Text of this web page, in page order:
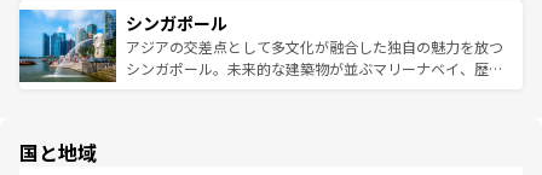
参照してほしい。
激する。気候は一年中温暖で、どの季節にも異なる楽しみ
が待っている。親しみやすいタイの人々、仏教を中心とし
た文化、そして多様な観光資源が、訪れる旅人を魅了し続
み、どこを訪れても感動するはず。観光スポットが密集し
ており、効率よく見どころを回れるのも魅力。息をのむよ
うな絶景から文化的な体験まで、香港を存分に楽しみ尽く
シンガポール
アジアの交差点として多文化が融合した独自の魅力を放つ
シンガポール。未来的な建築物が並ぶマリーナベイ、歴史
国と地域